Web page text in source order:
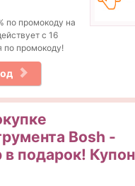
по промокоду на
с 16
по промокоду!
Bosh -
в подарок!